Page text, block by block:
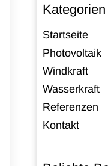
Kategorien
Startseite
Photovoltaik
Windkraft
Wasserkraft
Referenzen
Kontakt